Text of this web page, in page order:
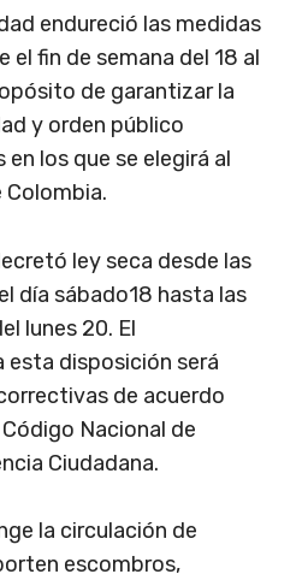
endureció las medidas
el fin de semana del 18 al
de garantizar la
y orden público
los que se elegirá al
ley seca desde las
día sábado18 hasta las
lunes 20. El
esta disposición será
de acuerdo
Nacional de
Ciudadana.
la circulación de
escombros,